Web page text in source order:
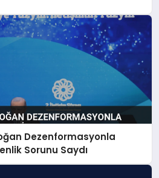
Dezenformasyonla
Sorunu Saydı